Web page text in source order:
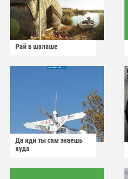
Рай в шалаше
Да иди ты сам знаешь
куда